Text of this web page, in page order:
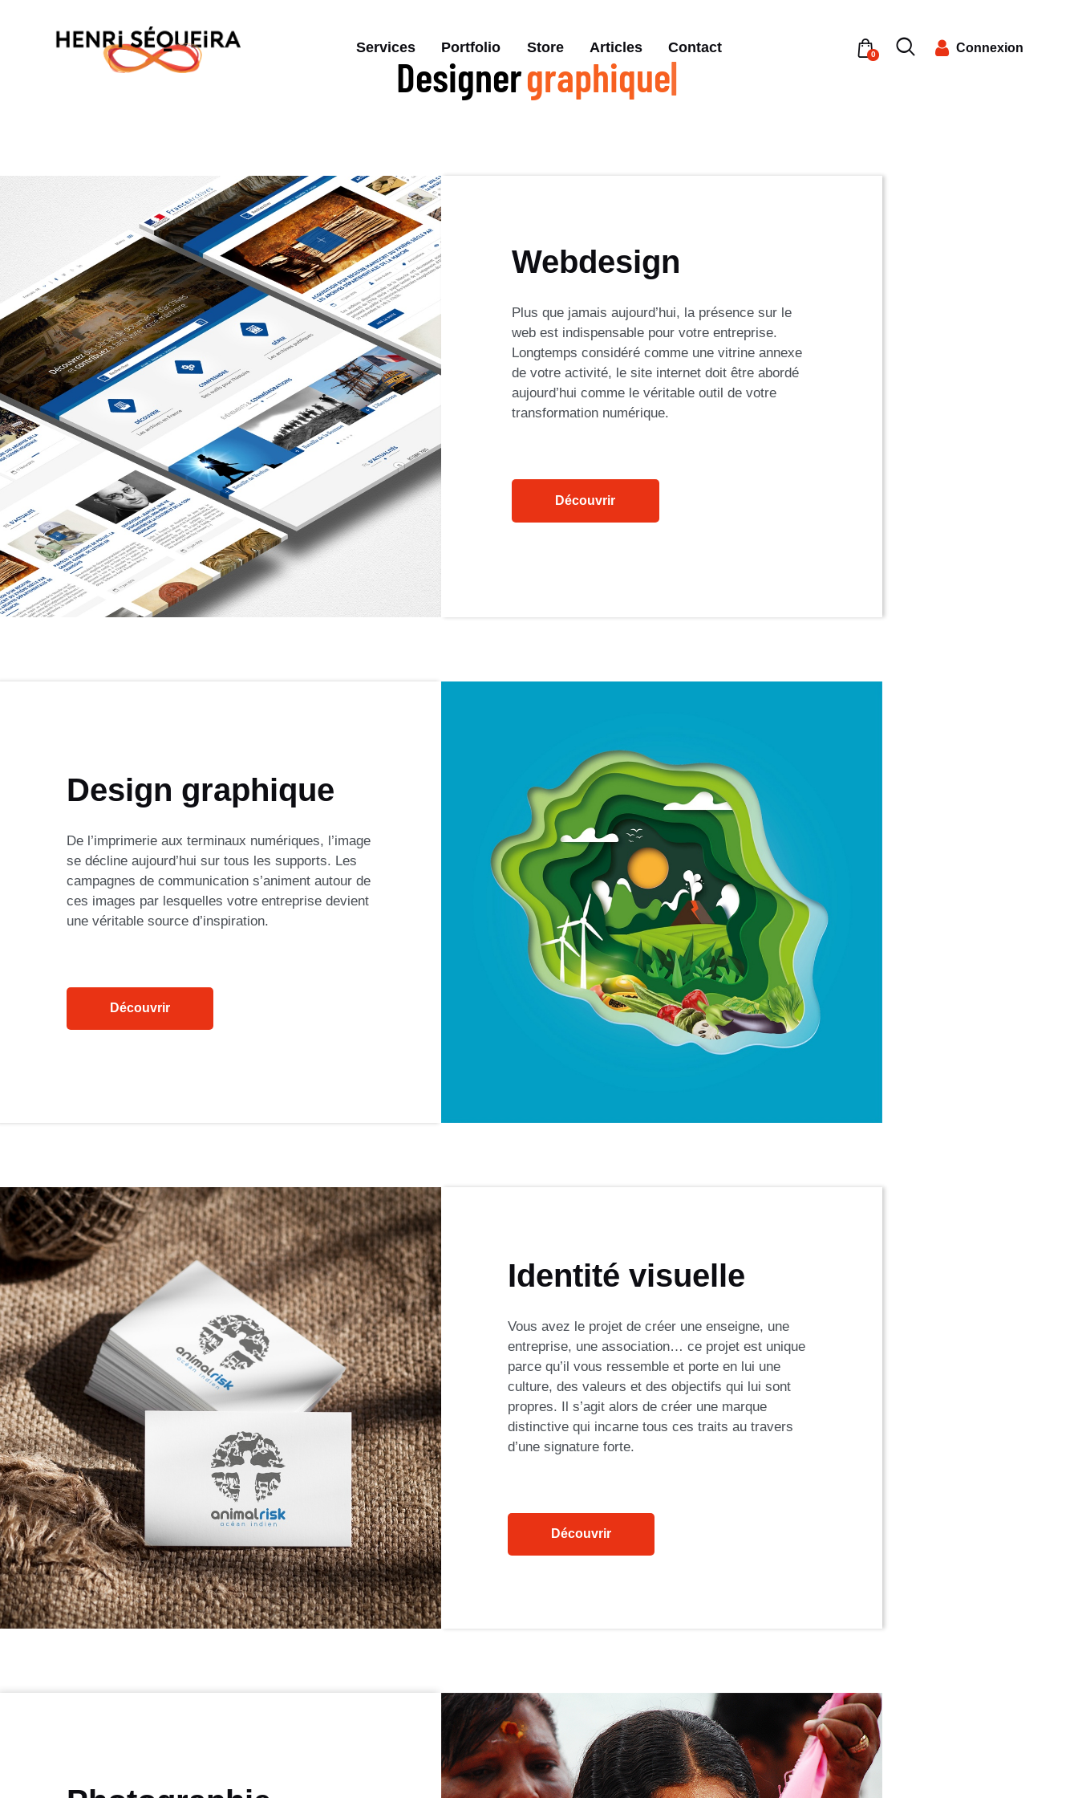
Services Portfolio Store Articles Contact 0 Connexion
Designerproduit
Webdesign
Plus que jamais aujourd’hui, la présence sur le
web est indispensable pour votre entreprise.
Longtemps considéré comme une vitrine annexe
de votre activité, le site internet doit être abordé
aujourd’hui comme le véritable outil de votre
transformation numérique.
Découvrir
Design graphique
De l’imprimerie aux terminaux numériques, l’image
se décline aujourd’hui sur tous les supports. Les
campagnes de communication s’animent autour de
ces images par lesquelles votre entreprise devient
une véritable source d’inspiration.
Découvrir
Identité visuelle
Vous avez le projet de créer une enseigne, une
entreprise, une association… ce projet est unique
parce qu’il vous ressemble et porte en lui une
culture, des valeurs et des objectifs qui lui sont
propres. Il s’agit alors de créer une marque
distinctive qui incarne tous ces traits au travers
d’une signature forte.
Découvrir